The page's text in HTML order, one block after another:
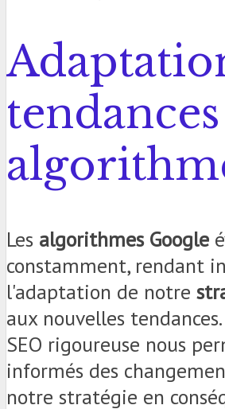
Les algorithmes Google
constamment, rendant
l'adaptation de notre
aux nouvelles
SEO rigoureuse nous
informés des
notre stratégie en